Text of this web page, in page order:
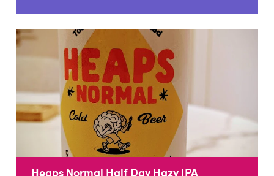
Heaps Normal Half Day Hazy IPA